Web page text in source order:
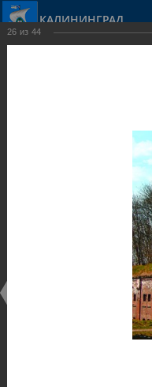
КАЛИНИНГРАД
Оборонительные
26 из 44